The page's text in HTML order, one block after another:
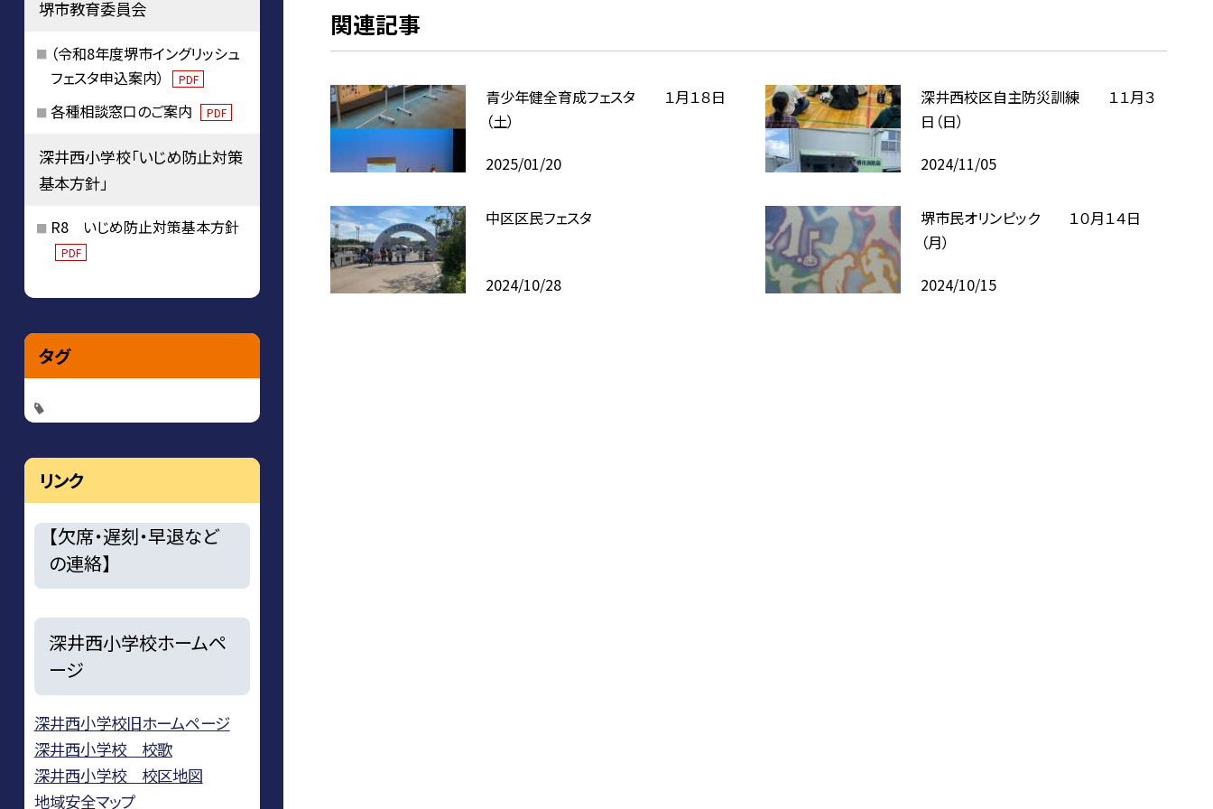
関連記事
青少年健全育成フェスタ １月１８日
（土）
2025/01/20
深井西校区自主防災訓練 １１月３
日（日）
2024/11/05
中区区民フェスタ
2024/10/28
堺市民オリンピック １０月１４日
（月）
2024/10/15
堺市教育委員会
（令和8年度堺市イングリッシュ
フェスタ申込案内）
PDF
各種相談窓口のご案内 PDF
深井西小学校「いじめ防止対策
基本方針」
R8 いじめ防止対策基本方針
PDF
タグ
リンク
【欠席・遅刻・早退など
の連絡】
深井西小学校ホームペ
ージ
深井西小学校旧ホームページ
深井西小学校 校歌
深井西小学校 校区地図
地域安全マップ